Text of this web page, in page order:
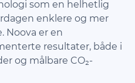
som en helhetlig
enklere og mer
Noova er en
resultater, både i
og målbare CO₂-